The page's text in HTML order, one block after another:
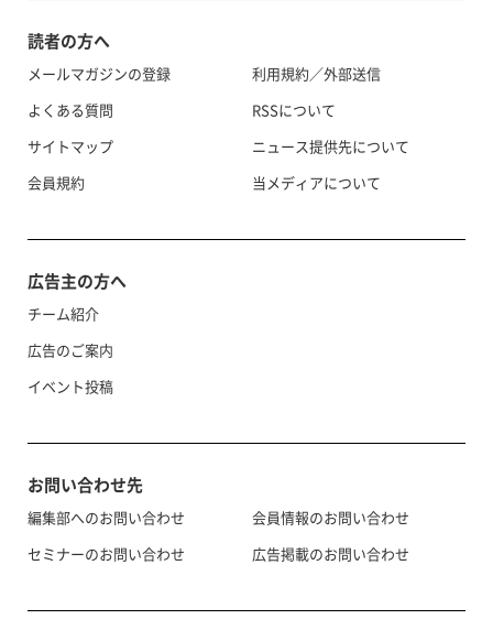
読者の方へ
メールマガジンの登録
よくある質問
サイトマップ
会員規約
利用規約／外部送信
RSSについて
ニュース提供先について
当メディアについて
広告主の方へ
チーム紹介
広告のご案内
イベント投稿
お問い合わせ先
編集部へのお問い合わせ
セミナーのお問い合わせ
会員情報のお問い合わせ
広告掲載のお問い合わせ